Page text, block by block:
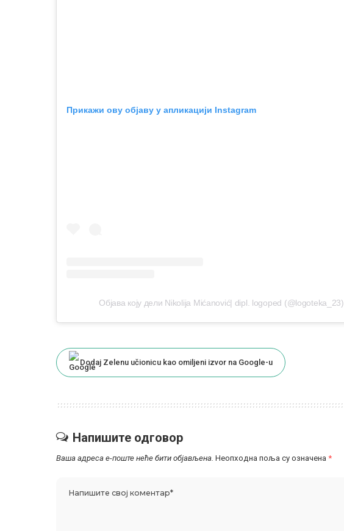
Прикажи ову објаву у апликацији Instagram
Објава коју дели Nikolija Mićanović| dipl. logoped (@logoteka_23)
Dodaj Zelenu učionicu kao omiljeni izvor na Google-u
Напишите одговор
Ваша адреса е-поште неће бити објављена. Неопходна поља су означена *